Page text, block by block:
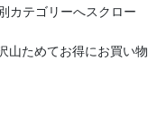
カテゴリーへスクロー
山ためてお得にお買い物